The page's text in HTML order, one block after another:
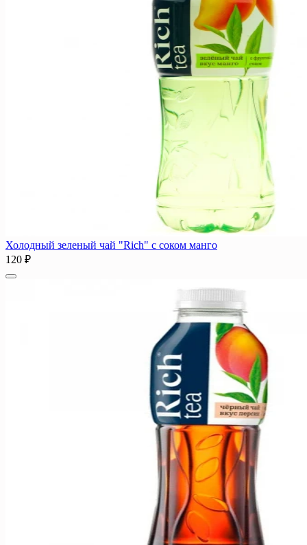
Холодный зеленый чай "Rich" с соком манго
120 ₽